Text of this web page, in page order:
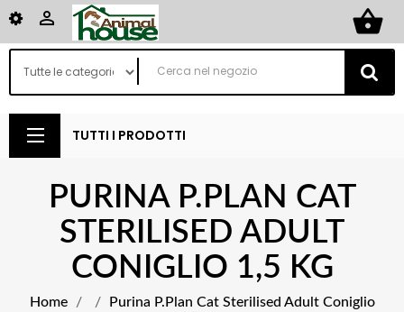
shopping_basket

TUTTI I PRODOTTI
PURINA P.PLAN CAT
STERILISED ADULT
CONIGLIO 1,5 KG
Home
Purina P.Plan Cat Sterilised Adult Coniglio